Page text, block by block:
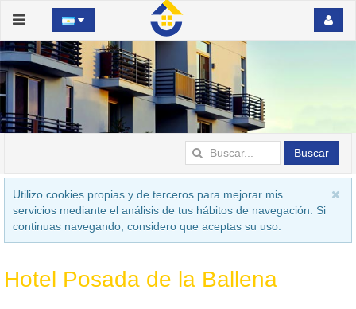
Buscar
Utilizo cookies propias y de terceros para mejorar mis
servicios mediante el análisis de tus hábitos de navegación. Si
continuas navegando, considero que aceptas su uso.
Hotel Posada de la Ballena